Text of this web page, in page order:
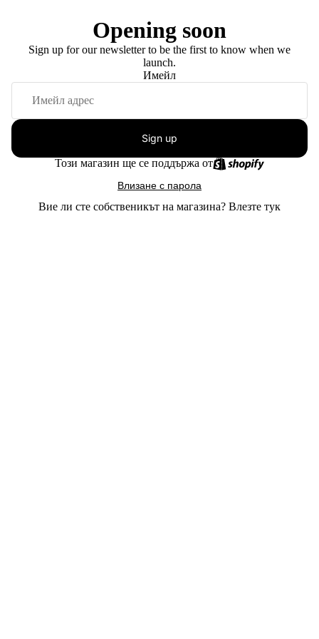
Opening soon
Sign up for our newsletter to be the first to know when we
launch.
Имейл
Sign up
Този магазин ще се поддържа от
Влизане с парола
Вие ли сте собственикът на магазина? Влезте тук